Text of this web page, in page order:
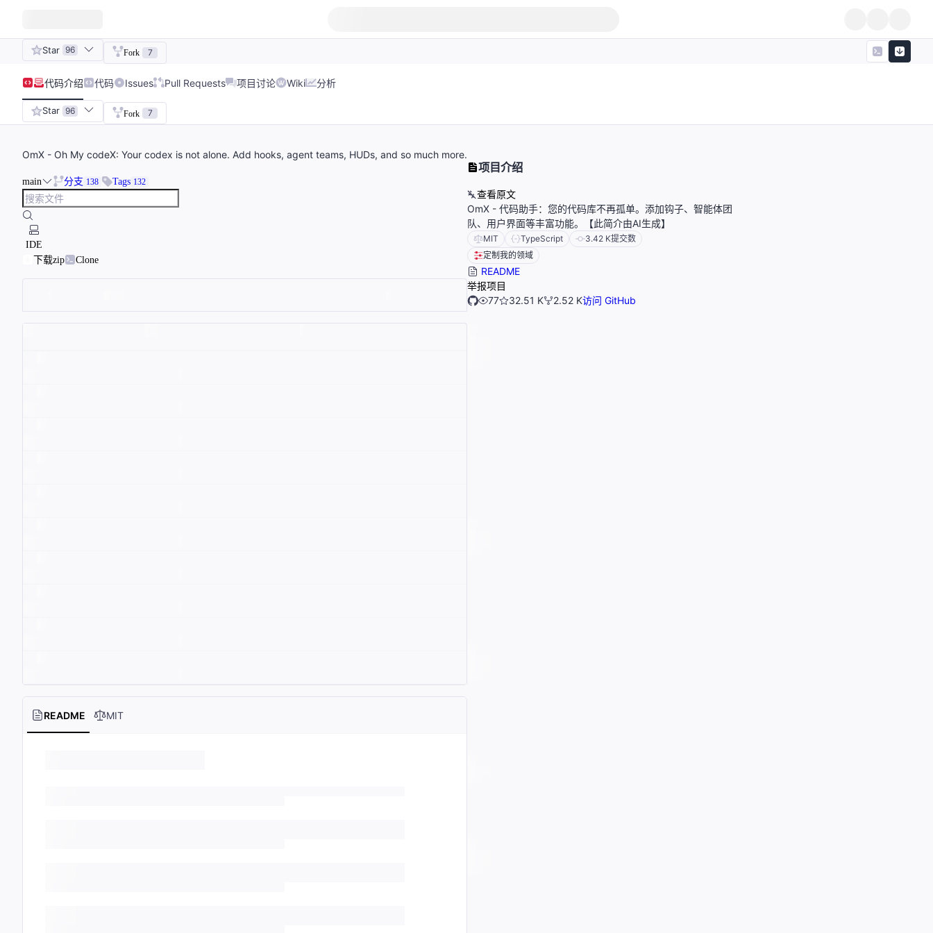
Star 96 Fork 7
代码介绍 代码 Issues Pull Requests 项目讨论 Wiki 分析
Star 96 Fork 7
OmX - Oh My codeX: Your codex is not alone. Add hooks, agent teams, HUDs, and so much more.
main 分支 138 Tags 132
IDE
下载zip
Clone
README MIT
项目介绍
查看原文
OmX - 代码助手：您的代码库不再孤单。添加钩子、智能体团
队、用户界面等丰富功能。【此简介由AI生成】
MIT TypeScript 3.42 K提交数
定制我的领域
README
举报项目
77
32.51 K 2.52 K访问 GitHub